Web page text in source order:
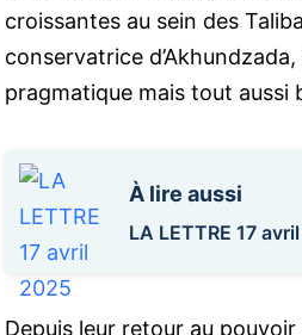
croissantes au sein des
conservatrice
pragmatique mais tout aussi
À lire aussi
LA LETTRE 17
Depuis leur retour au